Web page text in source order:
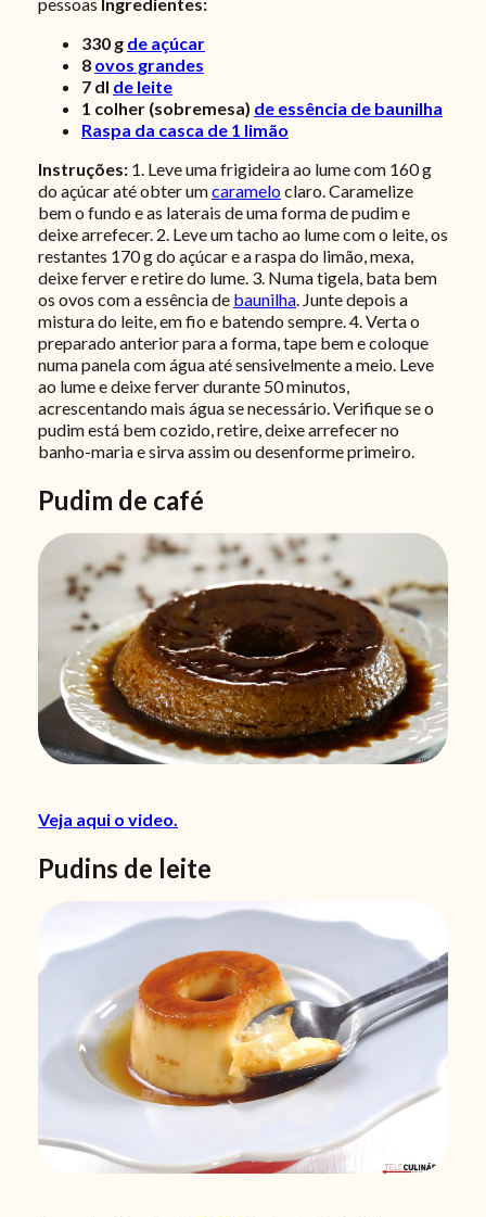
pessoas Ingredientes:
330 g de açúcar
8 ovos grandes
7 dl de leite
1 colher (sobremesa) de essência de baunilha
Raspa da casca de 1 limão
Instruções: 1. Leve uma frigideira ao lume com 160 g
do açúcar até obter umcarameloclaro. Caramelize
bem o fundo e as laterais de uma forma de pudim e
deixe arrefecer. 2. Leve um tacho ao lume com o leite, os
restantes 170 g do açúcar e a raspa do limão, mexa,
deixe ferver e retire do lume. 3. Numa tigela, bata bem
os ovos com a essência de baunilha. Junte depois a
mistura do leite, em fio e batendo sempre.4. Verta o
preparado anterior para a forma, tape bem e coloque
numa panela com água até sensivelmente a meio. Leve
ao lume e deixe ferver durante 50 minutos,
acrescentando mais água se necessário. Verifique se o
pudim está bem cozido, retire, deixe arrefecer no
banho-maria e sirva assim ou desenforme primeiro.
Pudim de café
Veja aqui o video.
Pudins de leite